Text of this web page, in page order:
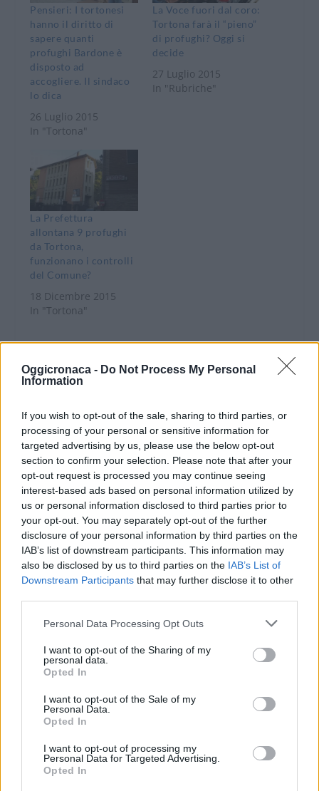
Oggicronaca - Do Not Process My Personal
Information
If you wish to opt-out of the sale, sharing to third parties, or
processing of your personal or sensitive information for
targeted advertising by us, please use the below opt-out
section to confirm your selection. Please note that after your
opt-out request is processed you may continue seeing
interest-based ads based on personal information utilized by
us or personal information disclosed to third parties prior to
your opt-out. You may separately opt-out of the further
disclosure of your personal information by third parties on the
IAB’s list of downstream participants. This information may
also be disclosed by us to third parties on the IAB’s List of
Downstream Participants that may further disclose it to other
Personal Data Processing Opt Outs
I want to opt-out of the Sharing of my
personal data.
Opted In
I want to opt-out of the Sale of my
Personal Data.
Opted In
I want to opt-out of processing my
Personal Data for Targeted Advertising.
Opted In
Pensieri: I tortonesi
hanno il diritto di
sapere quanti
profughi Bardone è
disposto ad
accogliere. Il sindaco
lo dica
26 Luglio 2015
In "Tortona"
La Voce fuori dal coro:
Tortona farà il “pieno”
di profughi? Oggi si
decide
27 Luglio 2015
In "Rubriche"
La Prefettura
allontana 9 profughi
da Tortona,
funzionano i controlli
del Comune?
18 Dicembre 2015
In "Tortona"
CONDIVIDERE:
VALUTARE: